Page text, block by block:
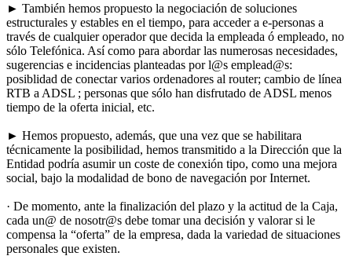
► También hemos propuesto la negociación de soluciones
estructurales y estables en el tiempo, para acceder a e-personas a
través de cualquier operador que decida la empleada ó empleado, no
sólo Telefónica. Así como para abordar las numerosas necesidades,
sugerencias e incidencias planteadas por l@s emplead@s:
posiblidad de conectar varios ordenadores al router; cambio de línea
RTB a ADSL ; personas que sólo han disfrutado de ADSL menos
tiempo de la oferta inicial, etc.
► Hemos propuesto, además, que una vez que se habilitara
técnicamente la posibilidad, hemos transmitido a la Dirección que la
Entidad podría asumir un coste de conexión tipo, como una mejora
social, bajo la modalidad de bono de navegación por Internet.
· De momento, ante la finalización del plazo y la actitud de la Caja,
cada un@ de nosotr@s debe tomar una decisión y valorar si le
compensa la “oferta” de la empresa, dada la variedad de situaciones
personales que existen.